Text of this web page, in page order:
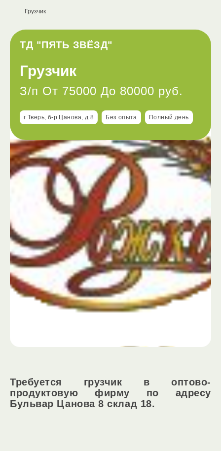
ТД "ПЯТЬ ЗВЁЗД"
Грузчик
Грузчик
З/п От 75000 До 80000 руб.
г Тверь, б-р Цанова, д 8 Без опыта Полный день
Требуется грузчик в оптово-
продуктовую фирму по адресу
Бульвар Цанова 8 склад 18.